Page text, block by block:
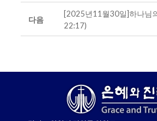
다음
[2025년11월30일]하나님
22:17)